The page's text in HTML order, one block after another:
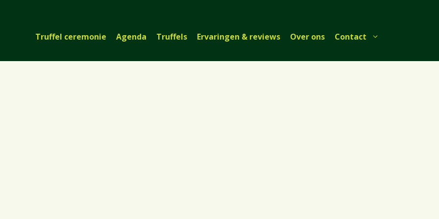
Truffel ceremonie Agenda Truffels Ervaringen & reviews Over ons Contact